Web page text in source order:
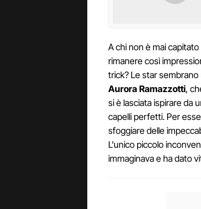
A chi non è mai
rimanere così
trick? Le star
Aurora Ramazzotti,
si è lasciata ispirare da
capelli perfetti. Per
sfoggiare delle
L'unico piccolo
immaginava e ha dato